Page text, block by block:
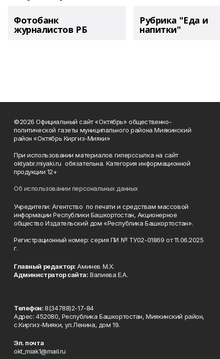
Фотобанк
журналистов РБ
Рубрика "Еда и
напитки"
©2026 Официальный сайт «Октябрь» общественно-
политической газеты муниципального района Миякинский
район «Октябрь Киргиз-Мияки»
При использовании материалов гиперссылка на сайт
oktyabr.miyaki.ru обязательна. Категория информационной
продукции 12+
Об использовании персональных данных
Учредители: Агентство по печати и средствам массовой
информации Республики Башкортостан, Акционерное
общество Издательский дом «Республика Башкортостан».
Регистрационный номер: серия ПИ № ТУ02-01869 от 11.06.2025
г.
Главный редактор: Аминев М.Х.
Администратор сайта: Валиева Е.А.
Телефон:8(34788)2-17-84
Адрес: 452080, Республика Башкортостан, Миякинский район,
с.Киргиз-Мияки, ул.Ленина, дом 19.
Эл. почта
okt_miak1@mail.ru